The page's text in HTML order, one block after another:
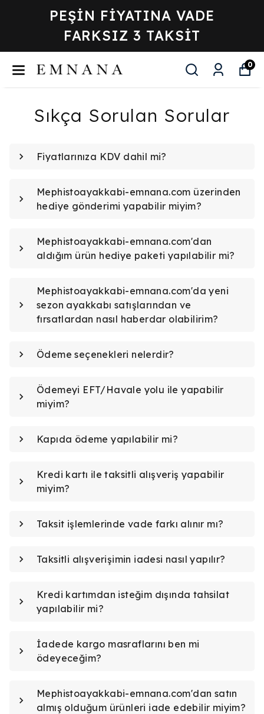
ÜYELERE + %5
0
Sıkça Sorulan Sorular
Fiyatlarınıza KDV dahil mi?
Mephistoayakkabi-emnana.com üzerinden
hediye gönderimi yapabilir miyim?
Mephistoayakkabi-emnana.com'dan
aldığım ürün hediye paketi yapılabilir mi?
Mephistoayakkabi-emnana.com'da yeni
sezon ayakkabı satışlarından ve
fırsatlardan nasıl haberdar olabilirim?
Ödeme seçenekleri nelerdir?
Ödemeyi EFT/Havale yolu ile yapabilir
miyim?
Kapıda ödeme yapılabilir mi?
Kredi kartı ile taksitli alışveriş yapabilir
miyim?
Taksit işlemlerinde vade farkı alınır mı?
Taksitli alışverişimin iadesi nasıl yapılır?
Kredi kartımdan isteğim dışında tahsilat
yapılabilir mi?
İadede kargo masraflarını ben mi
ödeyeceğim?
Mephistoayakkabi-emnana.com'dan satın
almış olduğum ürünleri iade edebilir miyim?